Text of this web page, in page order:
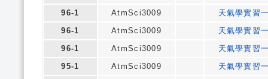
96-1
AtmSci3009
天氣學實習
96-1
AtmSci3009
天氣學實習
96-1
AtmSci3009
天氣學實習
95-1
AtmSci3009
天氣學實習